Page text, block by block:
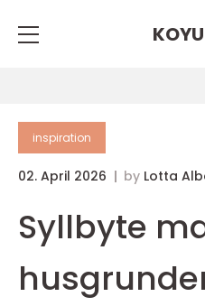
inspiration
02. April 2026 by Lotta
Syllbyte